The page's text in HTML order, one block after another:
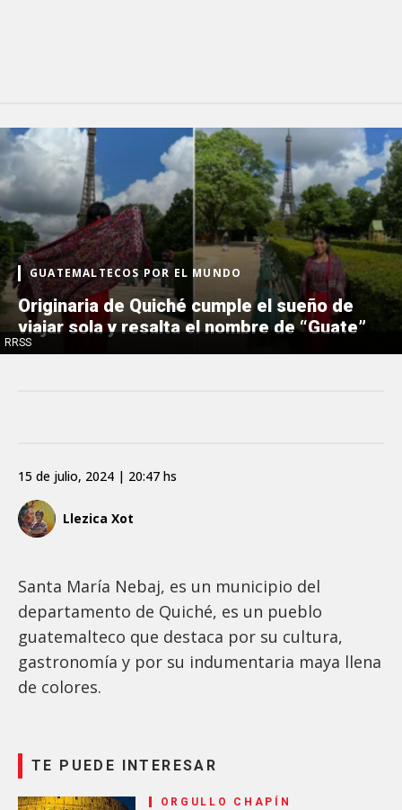
RRSS
GUATEMALTECOS POR EL MUNDO
Originaria de Quiché cumple el sueño de
viajar sola y resalta el nombre de “Guate”
Llezica Xot
15 de julio, 2024 | 20:47 hs
Santa María Nebaj, es un municipio del
departamento de Quiché, es un pueblo
guatemalteco que destaca por su cultura,
gastronomía y por su indumentaria maya llena
de colores.
TE PUEDE INTERESAR
ORGULLO CHAPÍN